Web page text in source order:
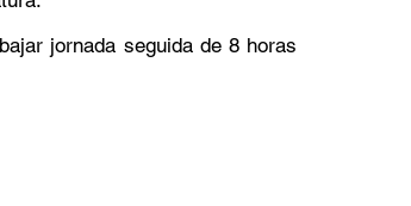
jornada seguida de 8 horas